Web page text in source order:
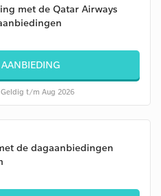
met de Qatar Airways
AANBIEDING
Geldig t/m Aug 2026
de dagaanbiedingen